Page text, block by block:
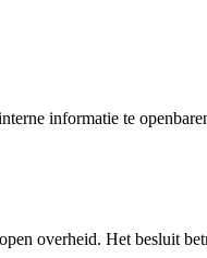
informatie te
overheid. Het besluit